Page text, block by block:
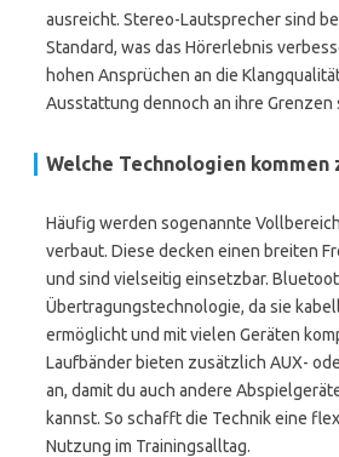
ausreicht. Stereo-Lautsprecher sind
Standard, was das Hörerlebnis
hohen Ansprüchen an die
Ausstattung dennoch an ihre Grenzen
Welche Technologien kommen
Häufig werden sogenannte
verbaut. Diese decken einen breiten
und sind vielseitig einsetzbar.
Übertragungstechnologie, da sie
ermöglicht und mit vielen Geräten
Laufbänder bieten zusätzlich AUX-
an, damit du auch andere
kannst. So schafft die Technik eine
Nutzung im Trainingsalltag.